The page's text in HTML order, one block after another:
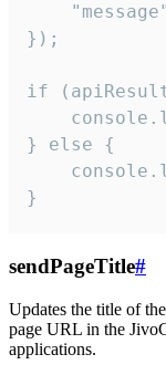
});
if
} else {
}
sendPageTitle#
Updates the title of
page URL in the
applications.